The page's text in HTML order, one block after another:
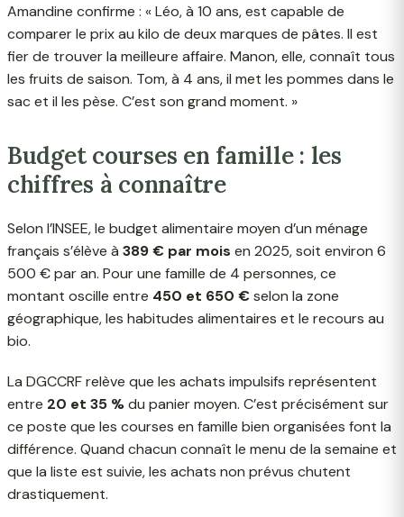
Amandine confirme : « Léo, à 10 ans, est capable de
comparer le prix au kilo de deux marques de pâtes. Il est
fier de trouver la meilleure affaire. Manon, elle, connaît tous
les fruits de saison. Tom, à 4 ans, il met les pommes dans le
sac et il les pèse. C’est son grand moment. »
Budget courses en famille : les
chiffres à connaître
Selon l’INSEE, le budget alimentaire moyen d’un ménage
français s’élève à 389 € par mois en 2025, soit environ 6
500 € par an. Pour une famille de 4 personnes, ce
montant oscille entre 450 et 650 € selon la zone
géographique, les habitudes alimentaires et le recours au
bio.
La DGCCRF relève que les achats impulsifs représentent
entre 20 et 35 %du panier moyen. C’est précisément sur
ce poste que les courses en famille bien organisées font la
différence. Quand chacun connaît le menu de la semaine et
que la liste est suivie, les achats non prévus chutent
drastiquement.